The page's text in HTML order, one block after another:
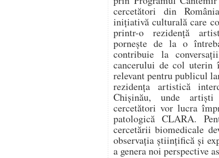
cercetători din
inițiativă culturală care
printr-o rezidență
pornește de la o
contribuie la
cancerului de col uterin
relevant pentru publicul
rezidența artistică
Chișinău, unde
cercetători vor lucra
patologică CLARA.
cercetării biomedicale
observația științifică și
a genera noi perspective